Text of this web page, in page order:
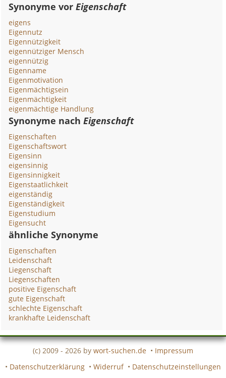
Synonyme vorEigenschaft
eigens
Eigennutz
Eigennützigkeit
eigennütziger Mensch
eigennützig
Eigenname
Eigenmotivation
Eigenmächtigsein
Eigenmächtigkeit
eigenmächtige Handlung
Synonyme nachEigenschaft
Eigenschaften
Eigenschaftswort
Eigensinn
eigensinnig
Eigensinnigkeit
Eigenstaatlichkeit
eigenständig
Eigenständigkeit
Eigenstudium
Eigensucht
ähnliche Synonyme
Eigenschaften
Leidenschaft
Liegenschaft
Liegenschaften
positive Eigenschaft
gute Eigenschaft
schlechte Eigenschaft
krankhafte Leidenschaft
(c) 2009 - 2026 by wort-suchen.de • Impressum
• Datenschutzerklärung • Widerruf • Datenschutzeinstellungen